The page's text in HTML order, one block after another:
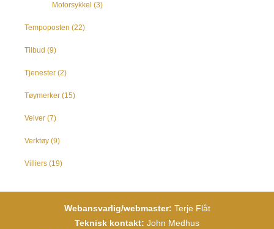
Motorsykkel (3)
Tempoposten (22)
Tilbud (9)
Tjenester (2)
Tøymerker (15)
Veiver (7)
Verktøy (9)
Villiers (19)
Webansvarlig/webmaster: Terje Flåt
Teknisk kontakt: John Medhus